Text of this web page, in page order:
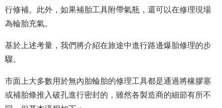
行修補。此外，如果補胎工具附帶氣瓶，還可以在修理現場
為輪胎充氣。
基於上述考量，我們將介紹在旅途中進行路邊爆胎修理的步
驟。
市面上大多數用於無內胎輪胎的修理工具都是通過將橡膠塞
或補胎條推入破孔進行密封的，雖然各製造商的細節有所不